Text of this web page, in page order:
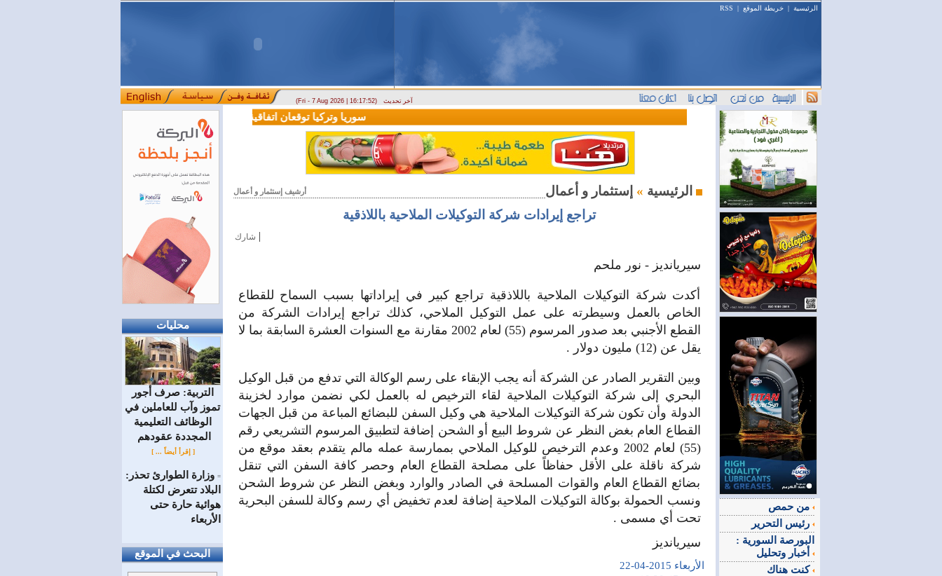
الرئيسية | خريطة الموقع |
RSS
(Fri - 7 Aug 2026 | 16:17:52) آخر تحديث
محليات
التربية: صرف أجور
تموز وآب للعاملين في
الوظائف ‏التعليمية
المجددة عقودهم ‏
[ إقرأ أيضاً ... ]
= وزارة الطوارئ تحذر:
البلاد تتعرض لكتلة
هوائية حارة حتى
الأربعاء
البحث في الموقع
سوريا وتركيا توقعان اتفاقية تعاون في مجالي التعليم العالي والبحث العلمي
أرشيف إستثمار و أعمال الرئيسية »
تراجع إيرادات شركة التوكيلات الملاحية باللاذقية
شارك |
سيريانديز - نور ملحم
أكدت شركة التوكيلات الملاحية باللاذقية تراجع كبير في إيراداتها بسبب السماح للقطاع
الخاص بالعمل وسيطرته على عمل التوكيل الملاحي، كذلك تراجع إيرادات الشركة من
القطع الأجنبي بعد صدور المرسوم (55) لعام 2002 مقارنة مع السنوات العشرة السابقة بما لا
يقل عن (12) مليون دولار .
وبين التقرير الصادر عن الشركة أنه يجب الإبقاء على رسم الوكالة التي تدفع من قبل الوكيل
البحري إلى شركة التوكيلات الملاحية لقاء الترخيص له بالعمل لكي نضمن موارد لخزينة
الدولة وأن تكون شركة التوكيلات الملاحية هي وكيل السفن للبضائع المباعة من قبل الجهات
القطاع العام بغض النظر عن شروط البيع أو الشحن إضافة لتطبيق المرسوم التشريعي رقم
(55) لعام 2002 وعدم الترخيص للوكيل الملاحي بممارسة عمله مالم يتقدم بعقد موقع من
شركة ناقلة على الأقل حفاظاً على مصلحة القطاع العام وحصر كافة السفن التي تنقل
بضائع القطاع العام والقوات المسلحة في الصادر والوارد وبغض النظر عن شروط الشحن
ونسب الحمولة بوكالة التوكيلات الملاحية إضافة لعدم تخفيض أي رسم وكالة للسفن البحرية
تحت أي مسمى .
سيريانديز
الأربعاء 2015-04-22
البورصة السورية :
كنت هناك